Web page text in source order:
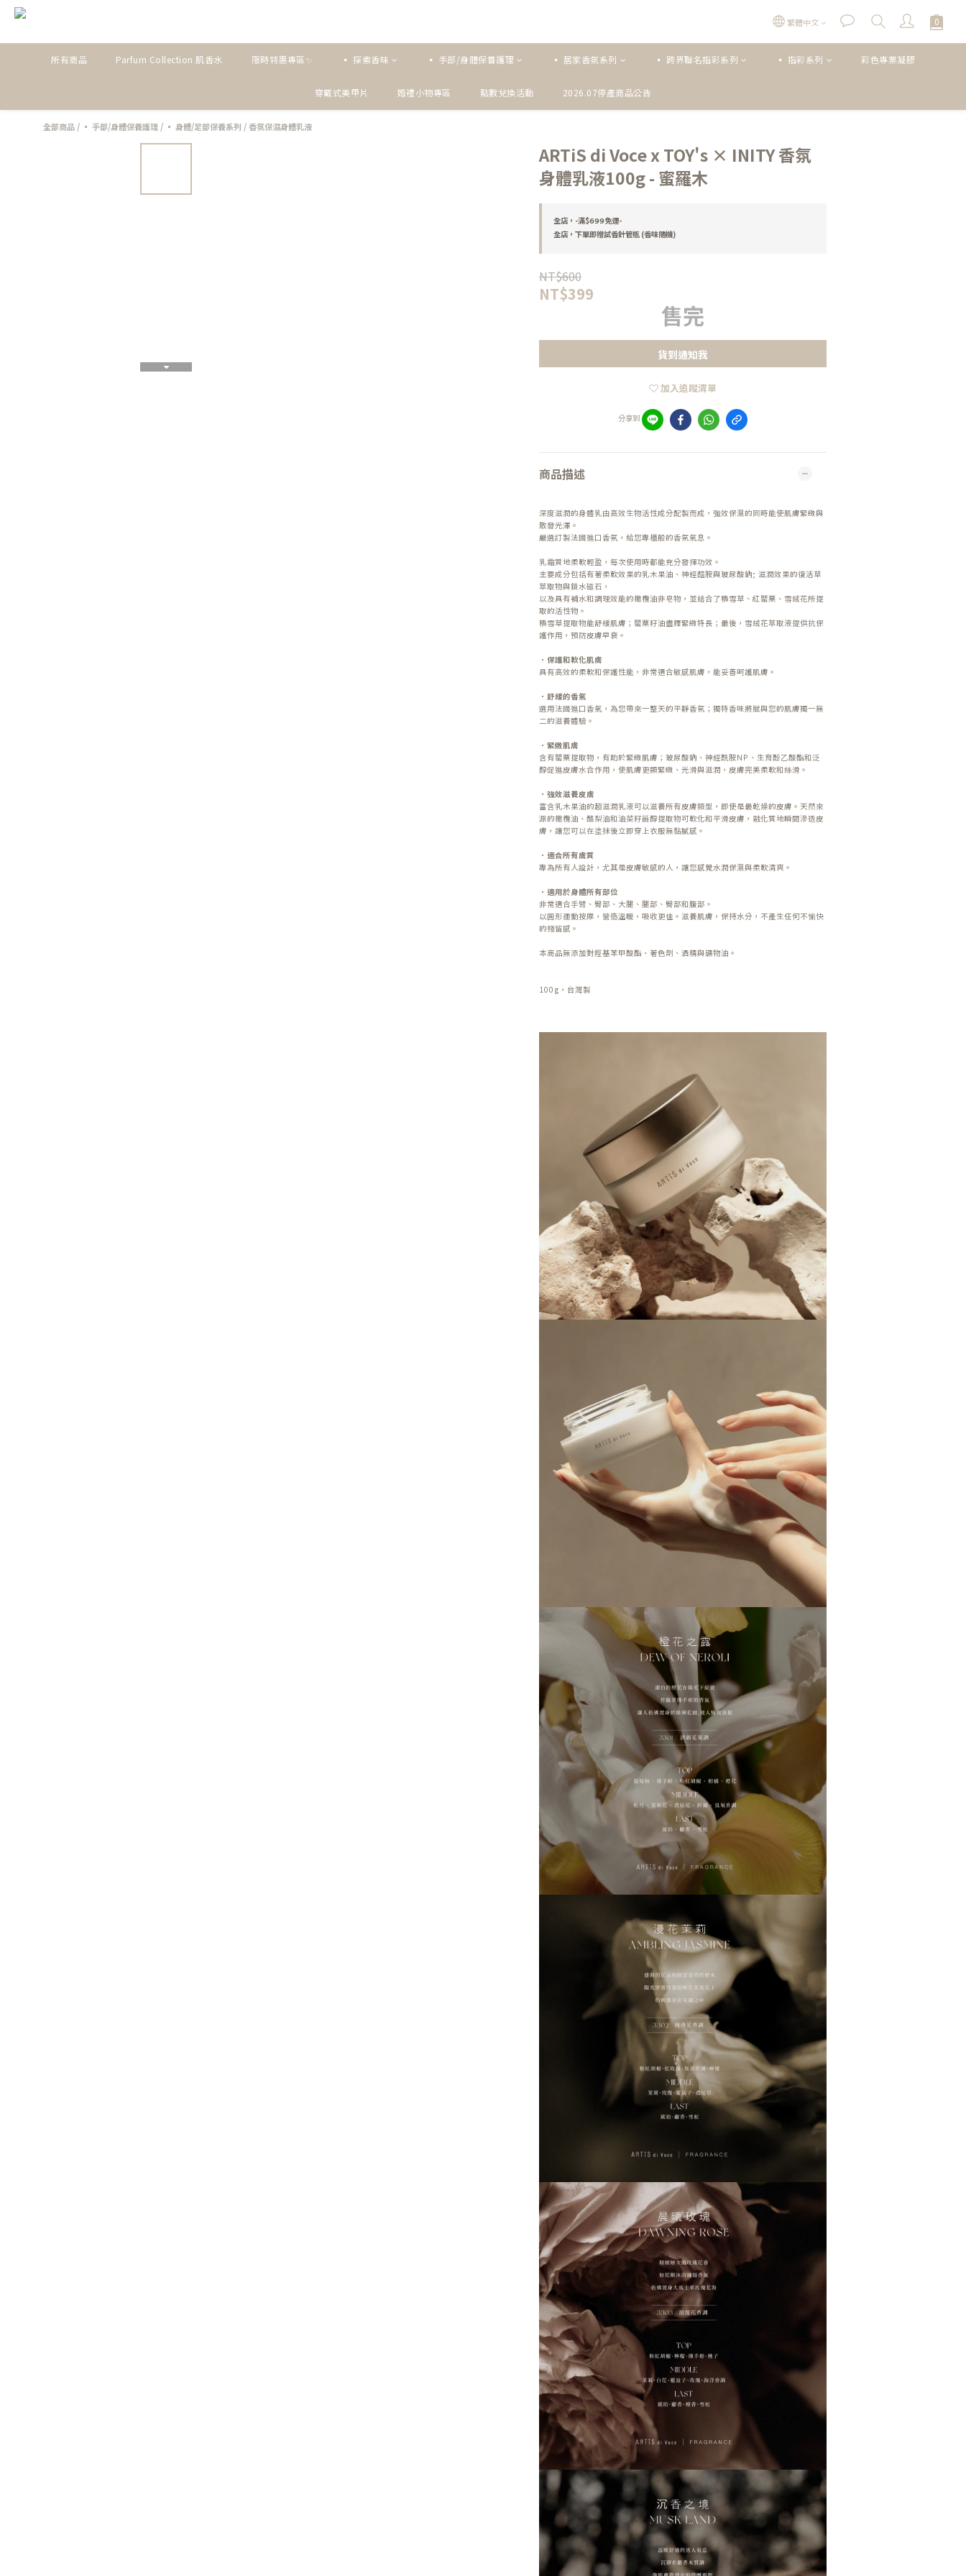
繁體中文
所有商品 Parfum Collection 肌香水 限時特惠專區✨ ▪ 探索香味 ▪ 手部/身體保養護理 ▪ 居家香氛系列 ▪ 跨界聯名指彩系列 ▪ 指彩系列 彩色專業凝膠
穿戴式美甲片 婚禮小物專區 點數兌換活動 2026.07停產商品公告
全部商品 / ▪ 手部/身體保養護理 / ▪ 身體/足部保養系列 /香氛保濕身體乳液
ARTiS di Voce x TOY's × INITY 香氛
身體乳液100g - 蜜羅木
全店，-滿$𝟲𝟵𝟵免運-
全店，下單即贈試香針管瓶 (香味隨機)
NT$600
NT$399
售完
貨到通知我
加入追蹤清單
分享到
商品描述
深度滋潤的身體乳由高效生物活性成分配製而成，強效保濕的同時能使肌膚緊緻與
散發光澤。
嚴選訂製法國進口香氛，給您專櫃般的香氛氣息。
乳霜質地柔軟輕盈，每次使用時都能充分發揮功效。
主要成分包括有著柔軟效果的乳木果油、神經醯胺與玻尿酸鈉; 滋潤效果的復活草
萃取物與鎖水磁石，
以及具有補水和調理效能的橄欖油非皂物，並結合了積雪草、紅罌粟、雪絨花所提
取的活性物。
積雪草提取物能舒緩肌膚；罌粟籽油盡釋緊緻特長；最後，雪絨花萃取液提供抗保
護作用，預防皮膚早衰。
．保護和軟化肌膚
具有高效的柔軟和保護性能，非常適合敏感肌膚，能妥善呵護肌膚。
．舒緩的香氣
選用法國進口香氣，為您帶來一整天的平靜香氛；獨特香味將賦與您的肌膚獨一無
二的滋養體驗。
．緊緻肌膚
含有罌粟提取物，有助於緊緻肌膚；玻尿酸鈉、神經酰胺NP、生育酚乙酸酯和泛
醇促進皮膚水合作用，使肌膚更顯緊緻、光滑與滋潤，皮膚完美柔軟和絲滑。
．強效滋養皮膚
富含乳木果油的超滋潤乳液可以滋養所有皮膚類型，即使是最乾燥的皮膚。天然來
源的橄欖油、酪梨油和油菜籽甾醇提取物可軟化和平滑皮膚，融化質地瞬間滲透皮
膚，讓您可以在塗抹後立即穿上衣服無黏膩感。
．適合所有膚質
專為所有人設計，尤其是皮膚敏感的人，讓您感覺水潤保濕與柔軟清爽。
．適用於身體所有部位
非常適合手臂、臀部、大腿、腿部、臀部和腹部。
以圓形運動按摩，營造溫暖，吸收更佳。滋養肌膚，保持水分，不產生任何不愉快
的殘留感。
本商品無添加對羥基苯甲酸酯、著色劑、酒精與礦物油。
100g，台灣製